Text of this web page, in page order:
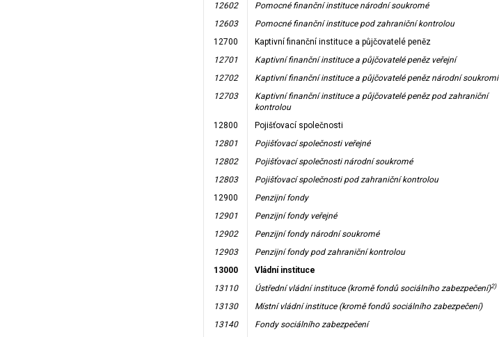
12602
Pomocné finanční instituce národní soukromé
12603
Pomocné finanční instituce pod zahraniční kontrolou
12700
Kaptivní finanční instituce a půjčovatelé peněz
12701
Kaptivní finanční instituce a půjčovatelé peněz veřejní
12702
Kaptivní finanční instituce a půjčovatelé peněz národní soukromí
12703
Kaptivní finanční instituce a půjčovatelé peněz pod zahraniční
kontrolou
12800 Pojišťovací společnosti
12801
Pojišťovací společnosti veřejné
12802
Pojišťovací společnosti národní soukromé
12803
Pojišťovací společnosti pod zahraniční kontrolou
12900
Penzijní fondy
12901
Penzijní fondy veřejné
12902
Penzijní fondy národní soukromé
12903
Penzijní fondy pod zahraniční kontrolou
13000
Vládní instituce
13110
Ústřední vládní instituce (kromě fondů sociálního zabezpečení)2)
13130
Místní vládní instituce (kromě fondů sociálního zabezpečení)
13140
Fondy sociálního zabezpečení